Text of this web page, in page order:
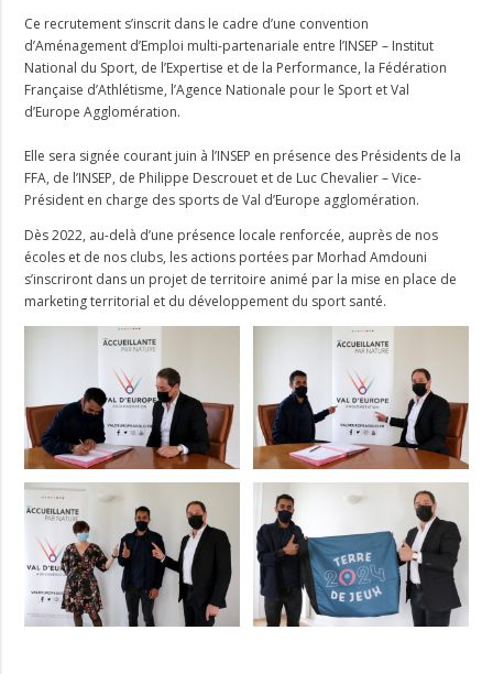
Ce recrutement s’inscrit dans le cadre d’une convention
d’Aménagement d’Emploi multi-partenariale entre l’INSEP – Institut
National du Sport, de l’Expertise et de la Performance, la Fédération
Française d’Athlétisme, l’Agence Nationale pour le Sport et Val
d’Europe Agglomération.
Elle sera signée courant juin à l’INSEP en présence des Présidents de la
FFA, de l’INSEP, de Philippe Descrouet et de Luc Chevalier – Vice-
Président en charge des sports de Val d’Europe agglomération.
Dès 2022, au-delà d’une présence locale renforcée, auprès de nos
écoles et de nos clubs, les actions portées par Morhad Amdouni
s’inscriront dans un projet de territoire animé par la mise en place de
marketing territorial et du développement du sport santé.